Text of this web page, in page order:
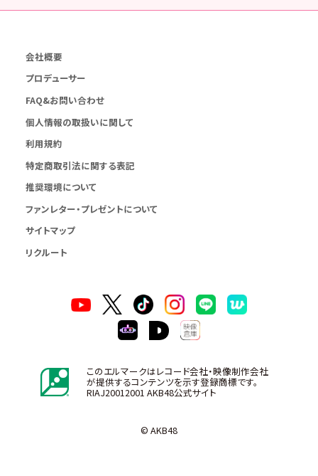
会社概要
プロデューサー
FAQ&お問い合わせ
個人情報の取扱いに関して
利用規約
特定商取引法に関する表記
推奨環境について
ファンレター・プレゼントについて
サイトマップ
リクルート
このエルマークはレコード会社・映像制作会社
が提供するコンテンツを示す登録商標です。
RIAJ20012001 AKB48公式サイト
© AKB48